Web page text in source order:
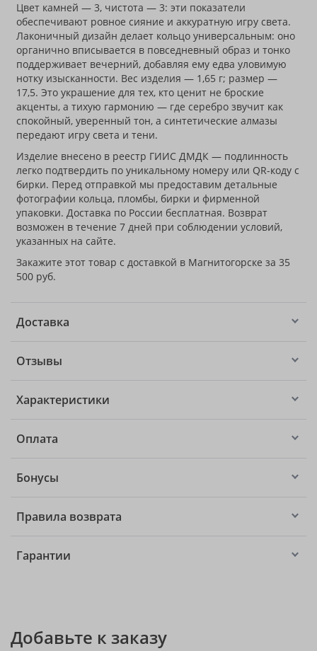
Цвет камней — 3, чистота — 3: эти показатели
обеспечивают ровное сияние и аккуратную игру света.
Лаконичный дизайн делает кольцо универсальным: оно
органично вписывается в повседневный образ и тонко
поддерживает вечерний, добавляя ему едва уловимую
нотку изысканности. Вес изделия — 1,65 г; размер —
17,5. Это украшение для тех, кто ценит не броские
акценты, а тихую гармонию — где серебро звучит как
спокойный, уверенный тон, а синтетические алмазы
передают игру света и тени.
Изделие внесено в реестр ГИИС ДМДК — подлинность
легко подтвердить по уникальному номеру или QR-коду с
бирки. Перед отправкой мы предоставим детальные
фотографии кольца, пломбы, бирки и фирменной
упаковки. Доставка по России бесплатная. Возврат
возможен в течение 7 дней при соблюдении условий,
указанных на сайте.
Закажите этот товар с доставкой в Магнитогорске за 35
500 руб.
Доставка
Отзывы
Характеристики
Оплата
Бонусы
Правила возврата
Гарантии
Добавьте к заказу